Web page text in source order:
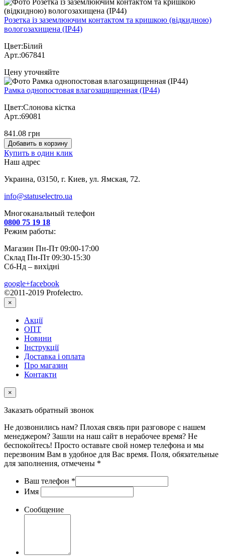
Розетка із заземлюючим контактом та кришкою (відкидною)
вологозахищена (IP44)
Цвет:Білий
Арт.:067841
Цену уточняйте
Рамка однопостовая влагозащищенная (IP44)
Цвет:Слонова кістка
Арт.:69081
841.08 грн
Добавить в корзину
Купить в один клик
Наш адрес
Украина, 03150, г. Киев, ул. Ямская, 72.
info@statuselectro.ua
Многоканальный телефон
0800 75 19 18
Режим работы:
Магазин Пн-Пт 09:00-17:00
Склад Пн-Пт 09:30-15:30
Сб-Нд – вихідні
google+facebook
©2011-2019 Profelectro.
×
Акції
ОПТ
Новини
Інструкції
Доставка і оплата
Про магазин
Контакти
×
Заказать обратный звонок
Не дозвонились нам? Плохая связь при разговоре с нашем
менеджером? Зашли на наш сайт в нерабочее время? Не
беспокойтесь! Просто оставьте свой номер телефона и мы
перезвоним Вам в удобное для Вас время. Поля, обязательные
для заполнения, отмечены *
Ваш телефон *
Имя
Сообщение